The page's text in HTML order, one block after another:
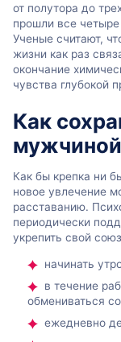
от полутора до
прошли все четыре
Ученые считают,
жизни как раз
окончание
чувства глубокой
Как
Как бы крепка ни
новое увлечение
расставанию.
периодически
укрепить свой
начинать
в течение
обмениваться
ежедневно